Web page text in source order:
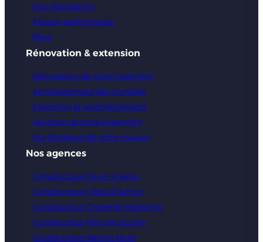
Nos réalisations
Maison performante
Blog
Rénovation & extension
Rénovation de votre logement
Aménagement des combles
Extension et agrandissement
Isolation de votre logement
Sur élévation de votre maison
Nos agences
Constructeur Ille-et-Vilaine
Constructeur Côtes d’Armor
Constructeur Charente-Maritime
Constructeur Pays de la Loire
Constructeur dans le Nord